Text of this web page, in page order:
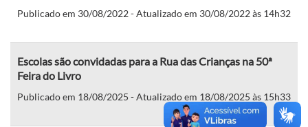
Publicado em 30/08/2022 - Atualizado em 30/08/2022 às 14h32
Escolas são convidadas para a Rua das Crianças na 50ª
Feira do Livro
Publicado em 18/08/2025 - Atualizado em 18/08/2025 às 15h33